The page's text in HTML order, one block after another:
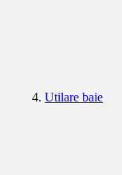
Utilare baie